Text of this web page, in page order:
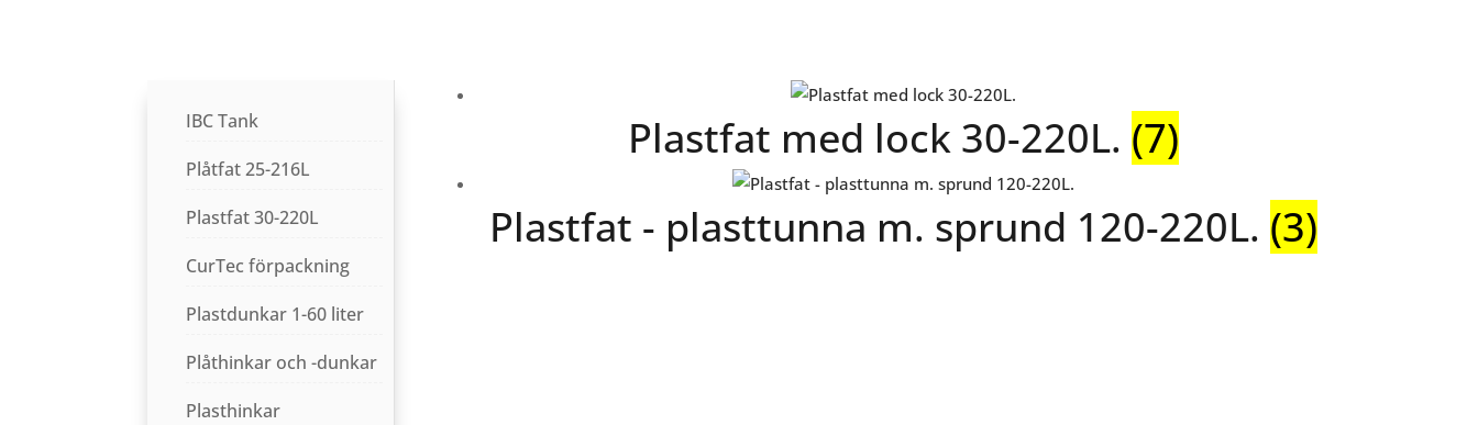
IBC Tank
Plåtfat 25-216L
Plastfat 30-220L
CurTec förpackning
Plastdunkar 1-60 liter
Plåthinkar och -dunkar
Plasthinkar
Plastfat med lock 30-220L. (7)
Plastfat - plasttunna m. sprund 120-220L. (3)